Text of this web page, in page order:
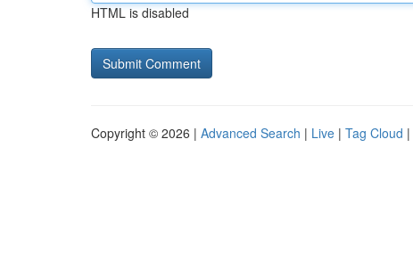
HTML is disabled
Copyright © 2026 | Advanced Search | Live | Tag Cloud |